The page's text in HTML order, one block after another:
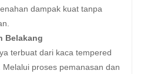
dampak kuat tanpa
Belakang
terbuat dari kaca tempered
proses pemanasan dan